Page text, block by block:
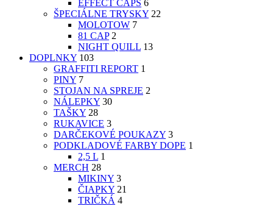
EFFECT CAPS 6
ŠPECIÁLNE TRYSKY 22
MOLOTOW 7
81 CAP 2
NIGHT QUILL 13
DOPLNKY 103
GRAFFITI REPORT 1
PINY 7
STOJAN NA SPREJE 2
NÁLEPKY 30
TAŠKY 28
RUKAVICE 3
DARČEKOVÉ POUKAZY 3
PODKLADOVÉ FARBY DOPE 1
2,5 L 1
MERCH 28
MIKINY 3
ČIAPKY 21
TRIČKÁ 4